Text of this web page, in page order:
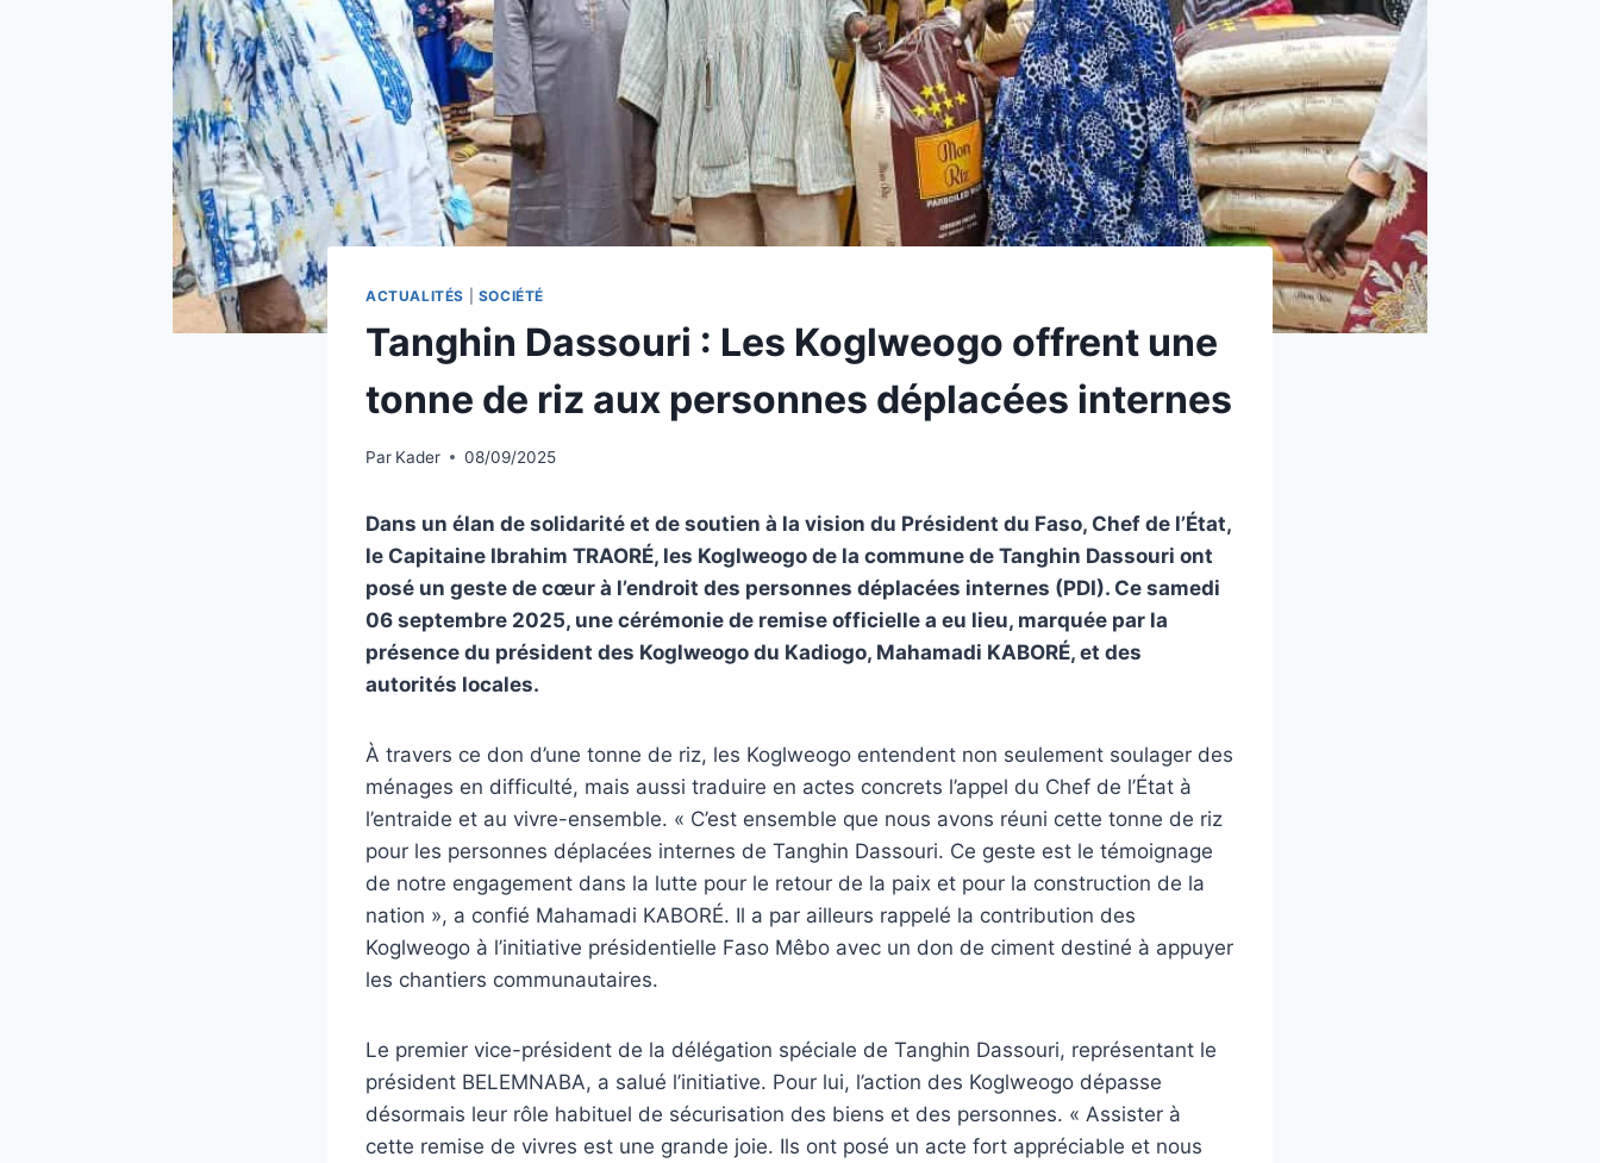
ACTUALITÉS SOCIÉTÉ
Tanghin Dassouri : Les Koglweogo offrent une
tonne de riz aux personnes déplacées internes
Par Kader 08/09/2025
Dans un élan de solidarité et de soutien à la vision du Président du Faso, Chef de l’État,
le Capitaine Ibrahim TRAORÉ, les Koglweogo de la commune de Tanghin Dassouri ont
posé un geste de cœur à l’endroit des personnes déplacées internes (PDI). Ce samedi
06 septembre 2025, une cérémonie de remise officielle a eu lieu, marquée par la
présence du président des Koglweogo du Kadiogo, Mahamadi KABORÉ, et des
autorités locales.
À travers ce don d’une tonne de riz, les Koglweogo entendent non seulement soulager des
ménages en difficulté, mais aussi traduire en actes concrets l’appel du Chef de l’État à
l’entraide et au vivre-ensemble. « C’est ensemble que nous avons réuni cette tonne de riz
pour les personnes déplacées internes de Tanghin Dassouri. Ce geste est le témoignage
de notre engagement dans la lutte pour le retour de la paix et pour la construction de la
nation », a confié Mahamadi KABORÉ. Il a par ailleurs rappelé la contribution des
Koglweogo à l’initiative présidentielle Faso Mêbo avec un don de ciment destiné à appuyer
les chantiers communautaires.
Le premier vice-président de la délégation spéciale de Tanghin Dassouri, représentant le
président BELEMNABA, a salué l’initiative. Pour lui, l’action des Koglweogo dépasse
désormais leur rôle habituel de sécurisation des biens et des personnes. « Assister à
cette remise de vivres est une grande joie. Ils ont posé un acte fort appréciable et nous